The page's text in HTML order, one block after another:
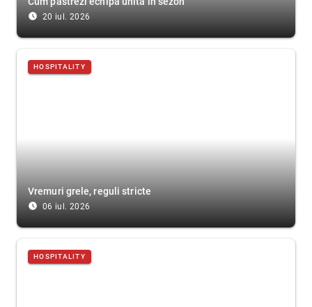
access_time_filled 20 iul. 2026
HOSPITALITY
Vremuri grele, reguli stricte
access_time_filled 06 iul. 2026
HOSPITALITY